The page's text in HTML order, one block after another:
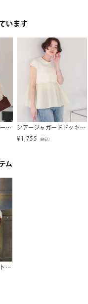
います
ギャザーデザインシアーブラウス【メール便可／100】 シアージャガードドッキングトップス
¥ 1,755 （税込）
ム
ハイネックルーズニットベスト